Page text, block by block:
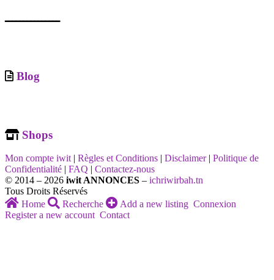
ـــــــــــــــ
Blog
Shops
Mon compte iwit | Règles et Conditions | Disclaimer | Politique de
Confidentialité | FAQ | Contactez-nous
© 2014 – 2026 iwit ANNONCES – ichriwirbah.tn
Tous Droits Réservés
Home
Recherche Add a new listing Connexion
Register a new account Contact